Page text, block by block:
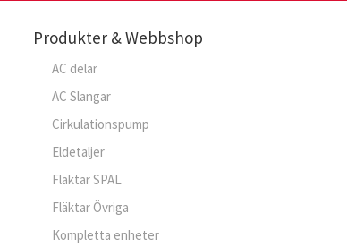
Produkter & Webbshop
AC delar
AC Slangar
Cirkulationspump
Eldetaljer
Fläktar SPAL
Fläktar Övriga
Kompletta enheter